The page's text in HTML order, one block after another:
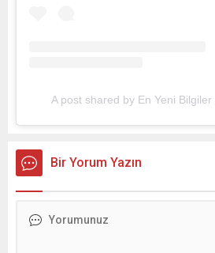
A post shared by En Yeni
Bir Yorum Yazın